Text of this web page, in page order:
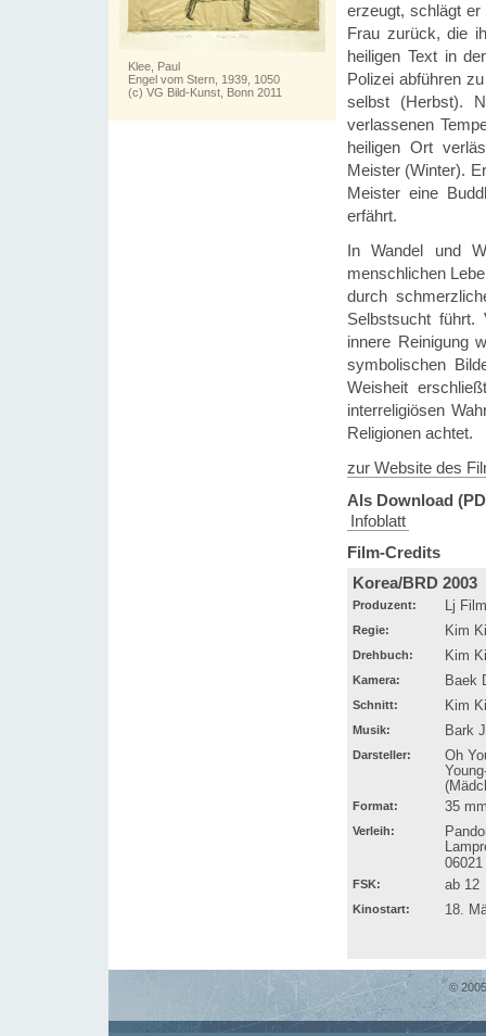
Klee, Paul
Engel vom Stern, 1939, 1050
(c) VG Bild-Kunst, Bonn 2011
erzeugt, schlägt
Frau zurück, die
heiligen Text in
Polizei abführen
selbst (Herbst).
verlassenen
heiligen Ort
Meister (Winter).
Meister eine
erfährt.
In Wandel und
menschlichen
durch
Selbstsucht
innere Reinigung
symbolischen
Weisheit
interreligiösen
Religionen achtet.
zur Website des
Als Download
Infoblatt
Film-Credits
Korea/BRD 2003
Produzent: Lj
Regie: Kim
Drehbuch: Kim
Kamera: Baek
Schnitt: Kim
Musik: Bark
Darsteller:
Oh
Format: 35
Verleih:
FSK: ab 12
Kinostart: 18.
©